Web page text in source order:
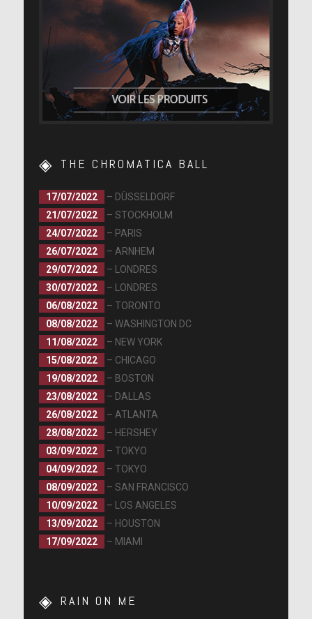
THE CHROMATICA BALL
17/07/2022
– DÜSSELDORF
21/07/2022
– STOCKHOLM
24/07/2022
– PARIS
26/07/2022
– ARNHEM
29/07/2022
– LONDRES
30/07/2022
– LONDRES
06/08/2022
– TORONTO
08/08/2022
– WASHINGTON DC
11/08/2022
– NEW YORK
15/08/2022
– CHICAGO
19/08/2022
– BOSTON
23/08/2022
– DALLAS
26/08/2022
– ATLANTA
28/08/2022
– HERSHEY
03/09/2022
– TOKYO
04/09/2022
– TOKYO
08/09/2022
– SAN FRANCISCO
10/09/2022
– LOS ANGELES
13/09/2022
– HOUSTON
17/09/2022
– MIAMI
RAIN ON ME